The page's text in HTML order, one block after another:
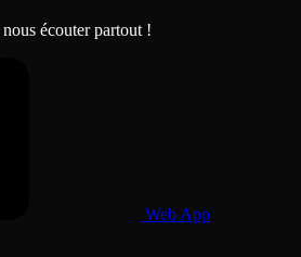
écouter partout !
Web App